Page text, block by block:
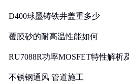
D400球墨铸铁井盖重多少
覆膜砂的耐高温性能如何
RU7088R功率MOSFET特性解析
不锈钢通风 管道施工